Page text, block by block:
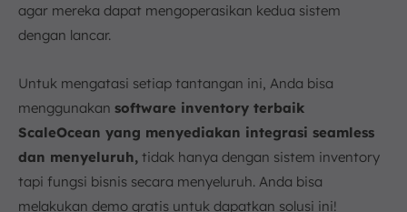
agar mereka dapat mengoperasikan kedua sistem
dengan lancar.
Untuk mengatasi setiap tantangan ini, Anda bisa
menggunakan software inventory terbaik
ScaleOcean yang menyediakan integrasi seamless
dan menyeluruh, tidak hanya dengan sistem inventory
tapi fungsi bisnis secara menyeluruh. Anda bisa
melakukan demo gratis untuk dapatkan solusi ini!